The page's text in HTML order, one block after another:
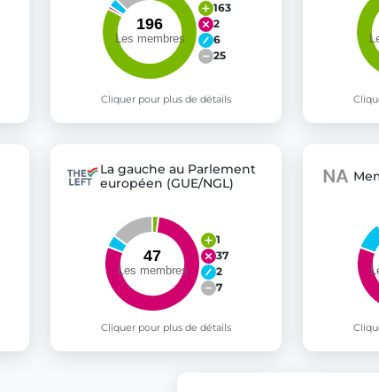
163
2
6
25
Cliquer pour plus de détails
La gauche au Parlement
européen (GUE/NGL)
1
37
2
7
Cliquer pour plus de détails